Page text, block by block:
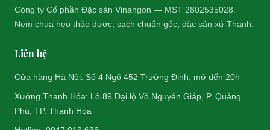
Công ty Cổ phần Đặc sản Vinangon — MST 2802535028.
Nem chua heo thảo dược, sạch chuẩn gốc, đặc sản xứ Thanh.
Liên hệ
Cửa hàng Hà Nội: Số 4 Ngõ 452 Trường Định, mở đến 20h
Xưởng Thanh Hóa: Lô 89 Đại lộ Võ Nguyên Giáp, P. Quảng
Phú, TP. Thanh Hóa